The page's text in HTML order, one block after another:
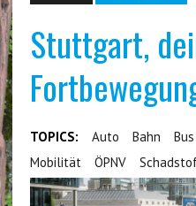
Stuttgart,
TOPICS: Auto Bahn Bus
Mobilität
ÖPNV